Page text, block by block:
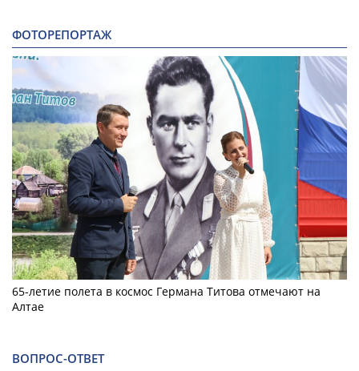
ФОТОРЕПОРТАЖ
65-летие полета в космос Германа Титова отмечают на
Алтае
ВОПРОС-ОТВЕТ